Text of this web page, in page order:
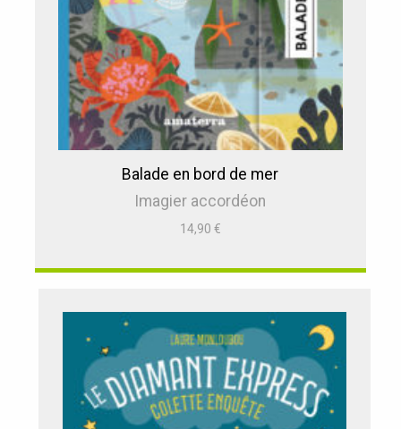
Balade en bord de mer
Imagier accordéon
14,90 €